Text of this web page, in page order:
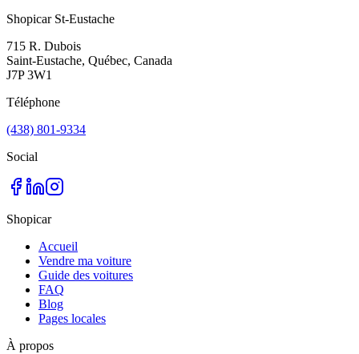
Shopicar St-Eustache
715 R. Dubois
Saint-Eustache, Québec, Canada
J7P 3W1
Téléphone
(438) 801-9334
Social
Shopicar
Accueil
Vendre ma voiture
Guide des voitures
FAQ
Blog
Pages locales
À propos